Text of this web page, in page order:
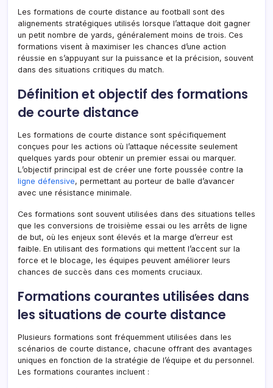
Les formations de courte distance au football sont des
alignements stratégiques utilisés lorsque l’attaque doit gagner
un petit nombre de yards, généralement moins de trois. Ces
formations visent à maximiser les chances d’une action
réussie en s’appuyant sur la puissance et la précision, souvent
dans des situations critiques du match.
Définition et objectif des formations
de courte distance
Les formations de courte distance sont spécifiquement
conçues pour les actions où l’attaque nécessite seulement
quelques yards pour obtenir un premier essai ou marquer.
L’objectif principal est de créer une forte poussée contre la
ligne défensive, permettant au porteur de balle d’avancer
avec une résistance minimale.
Ces formations sont souvent utilisées dans des situations telles
que les conversions de troisième essai ou les arrêts de ligne
de but, où les enjeux sont élevés et la marge d’erreur est
faible. En utilisant des formations qui mettent l’accent sur la
force et le blocage, les équipes peuvent améliorer leurs
chances de succès dans ces moments cruciaux.
Formations courantes utilisées dans
les situations de courte distance
Plusieurs formations sont fréquemment utilisées dans les
scénarios de courte distance, chacune offrant des avantages
uniques en fonction de la stratégie de l’équipe et du personnel.
Les formations courantes incluent :